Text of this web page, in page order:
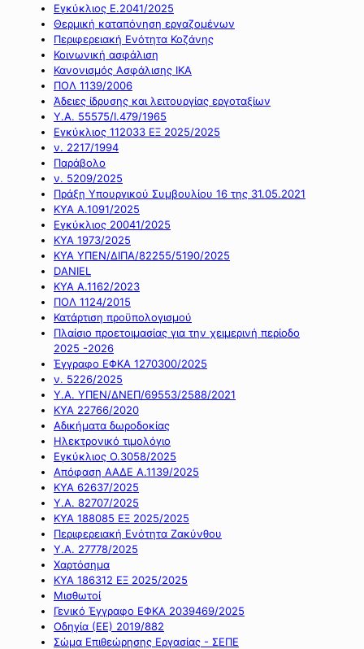
Εγκύκλιος Ε.2041/2025
Θερμική καταπόνηση εργαζομένων
Περιφερειακή Ενότητα Κοζάνης
Κοινωνική ασφάλιση
Κανονισμός Ασφάλισης ΙΚΑ
ΠΟΛ 1139/2006
Άδειες ίδρυσης και λειτουργίας εργοταξίων
Υ.Α. 55575/Ι.479/1965
Εγκύκλιος 112033 ΕΞ 2025/2025
ν. 2217/1994
Παράβολο
ν. 5209/2025
Πράξη Υπουργικού Συμβουλίου 16 της 31.05.2021
ΚΥΑ Α.1091/2025
Εγκύκλιος 20041/2025
ΚΥΑ 1973/2025
ΚΥΑ ΥΠΕΝ/ΔΙΠΑ/82255/5190/2025
DANIEL
ΚΥΑ Α.1162/2023
ΠΟΛ 1124/2015
Κατάρτιση προϋπολογισμού
Πλαίσιο προετοιμασίας για την χειμερινή περίοδο
2025 -2026
Έγγραφο ΕΦΚΑ 1270300/2025
ν. 5226/2025
Υ.Α. ΥΠΕΝ/ΔΝΕΠ/69553/2588/2021
ΚΥΑ 22766/2020
Αδικήματα δωροδοκίας
Ηλεκτρονικό τιμολόγιο
Εγκύκλιος Ο.3058/2025
Απόφαση ΑΑΔΕ Α.1139/2025
ΚΥΑ 62637/2025
Υ.Α. 82707/2025
ΚΥΑ 188085 ΕΞ 2025/2025
Περιφερειακή Ενότητα Ζακύνθου
Υ.Α. 27778/2025
Χαρτόσημα
ΚΥΑ 186312 ΕΞ 2025/2025
Μισθωτοί
Γενικό Έγγραφο ΕΦΚΑ 2039469/2025
Οδηγία (ΕΕ) 2019/882
Σώμα Επιθεώρησης Εργασίας - ΣΕΠΕ